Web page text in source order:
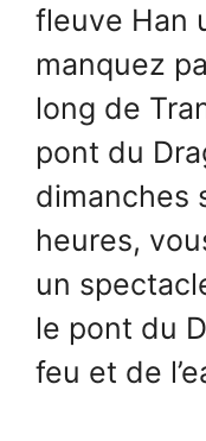
fleuve Han
manquez
long de
pont du
dimanches
heures,
un
le pont du
feu et de